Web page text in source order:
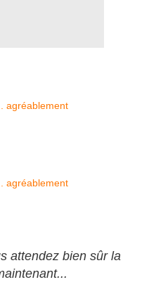
attendez bien sûr la